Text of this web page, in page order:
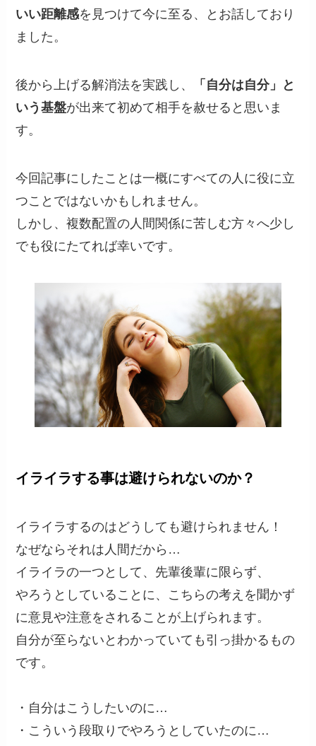
いい距離感を見つけて今に至る、とお話しており
ました。
後から上げる解消法を実践し、
「自分は自分」と
いう基盤が出来て初めて相手を赦せると思いま
す。
今回記事にしたことは一概にすべての人に役に立
つことではないかもしれません。
しかし、複数配置の人間関係に苦しむ方々へ少し
でも役にたてれば幸いです。
イライラする事は避けられないのか？
イライラするのはどうしても避けられません！
なぜならそれは人間だから…
イライラの一つとして、先輩後輩に限らず、
やろうとしていることに、こちらの考えを聞かず
に意見や注意をされることが上げられます。
自分が至らないとわかっていても引っ掛かるもの
です。
・自分はこうしたいのに…
・こういう段取りでやろうとしていたのに…